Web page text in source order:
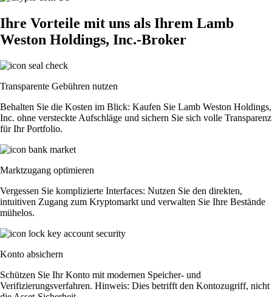
Ihre Vorteile mit uns als Ihrem Lamb
Weston Holdings, Inc.-Broker
Transparente Gebühren nutzen
Behalten Sie die Kosten im Blick: Kaufen Sie Lamb Weston Holdings,
Inc. ohne versteckte Aufschläge und sichern Sie sich volle Transparenz
für Ihr Portfolio.
Marktzugang optimieren
Vergessen Sie komplizierte Interfaces: Nutzen Sie den direkten,
intuitiven Zugang zum Kryptomarkt und verwalten Sie Ihre Bestände
mühelos.
Konto absichern
Schützen Sie Ihr Konto mit modernen Speicher- und
Verifizierungsverfahren. Hinweis: Dies betrifft den Kontozugriff, nicht